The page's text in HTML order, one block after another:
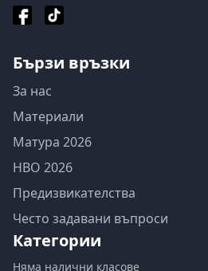
Бързи връзки
За нас
Материали
Матура 2026
НВО 2026
Предизвикателства
Често задавани въпроси
Категории
Няма налични класове